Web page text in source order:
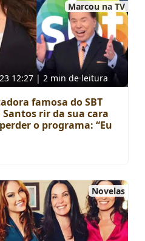
Marcou na TV
12:27 | 2 min de leitura
famosa do SBT
rir da sua cara
o programa: “Eu
Novelas